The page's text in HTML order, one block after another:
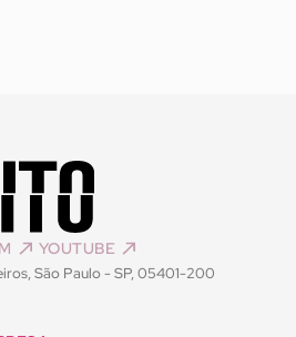
YOUTUBE
São Paulo - SP, 05401-200